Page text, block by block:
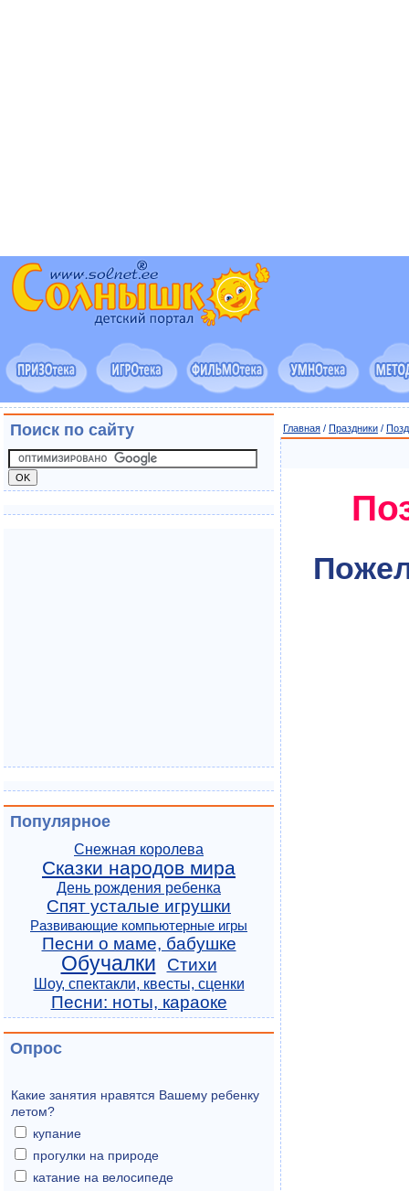
Главная / Праздники /
Поиск по сайту
Популярное
Снежная королева
Сказки народов мира
День рождения ребенка
Спят усталые игрушки
Развивающие компьютерные игры
Песни о маме, бабушке
Обучалки Стихи
Шоу, спектакли, квесты, сценки
Песни: ноты, караоке
Опрос
Какие занятия нравятся Вашему ребенку
летом?
купание
прогулки на природе
катание на велосипеде